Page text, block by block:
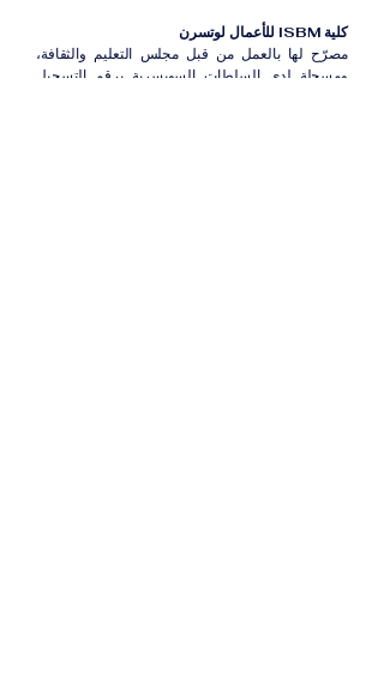
كلية ISBM للأعمال لوتسرن
مصرّح لها بالعمل من قبل مجلس التعليم والثقافة،
ومسجلة لدى السلطات السويسرية برقم التسجيل